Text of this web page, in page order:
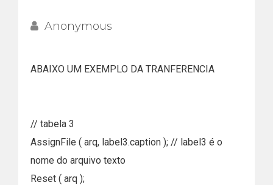
Anonymous
ABAIXO UM EXEMPLO DA TRANFERENCIA
// tabela 3
AssignFile ( arq, label3.caption ); // label3 é o
nome do arquivo texto
Reset ( arq );